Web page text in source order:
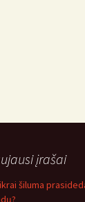
įrašai
šiluma